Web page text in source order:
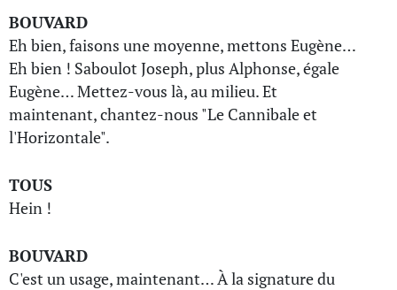
BOUVARD
Eh bien, faisons une moyenne, mettons Eugène…
Eh bien ! Saboulot Joseph, plus Alphonse, égale
Eugène… Mettez-vous là, au milieu. Et
maintenant, chantez-nous "Le Cannibale et
l'Horizontale".
TOUS
Hein !
BOUVARD
C'est un usage, maintenant… À la signature du